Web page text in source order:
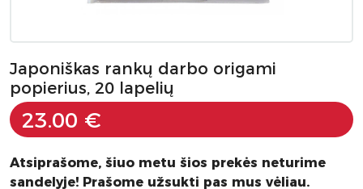
Japoniškas rankų darbo origami
popierius, 20 lapelių
23.00 €
Atsiprašome, šiuo metu šios prekės neturime
sandelyje! Prašome užsukti pas mus vėliau.